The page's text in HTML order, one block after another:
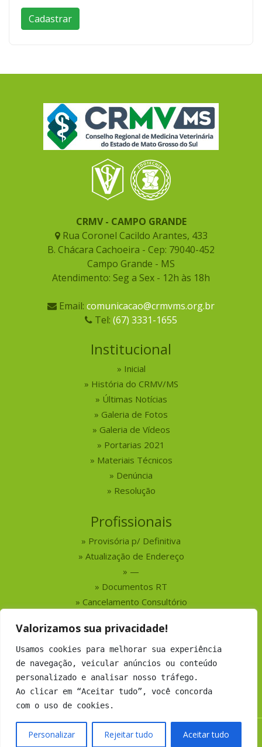
Valorizamos sua privacidade!
Usamos cookies para melhorar sua experiência
de navegação, veicular anúncios ou conteúdo
personalizado e analisar nosso tráfego.
Ao clicar em “Aceitar tudo”, você concorda
com o uso de cookies.
Personalizar Rejeitar tudo Aceitar tudo
CRMV - CAMPO GRANDE
Rua Coronel Cacildo Arantes, 433
B. Chácara Cachoeira - Cep: 79040-452
Campo Grande - MS
Atendimento: Seg a Sex - 12h às 18h
Email: comunicacao@crmvms.org.br
Tel: (67) 3331-1655
Institucional
Inicial
História do CRMV/MS
Últimas Notícias
Galeria de Fotos
Galeria de Vídeos
Portarias 2021
Materiais Técnicos
Denúncia
Resolução
Profissionais
Provisória p/ Definitiva
Atualização de Endereço
—
Documentos RT
Cancelamento Consultório
Serviços
Busca por Profissionais
Busca por Empresas
Números do CRMV-MS
Copyright 2019 CRMV-MS - Todos os direitos Reservados.